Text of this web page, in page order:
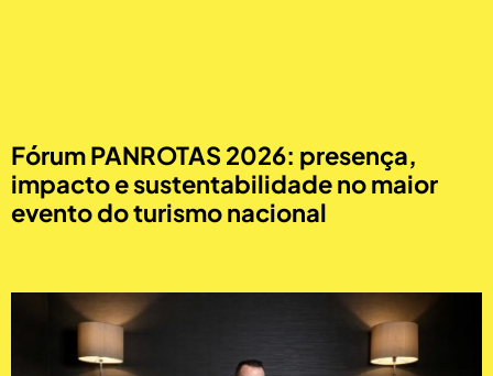
Fórum PANROTAS 2026: presença,
impacto e sustentabilidade no maior
evento do turismo nacional